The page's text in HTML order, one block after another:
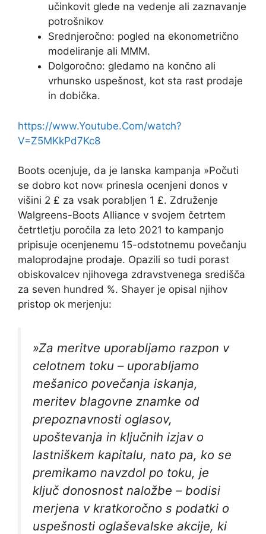
učinkovit glede na vedenje ali zaznavanje
potrošnikov
Srednjeročno: pogled na ekonometrično
modeliranje ali MMM.
Dolgoročno: gledamo na končno ali
vrhunsko uspešnost, kot sta rast prodaje
in dobička.
https://www.Youtube.Com/watch?
V=Z5MKkPd7Kc8
Boots ocenjuje, da je lanska kampanja »Počuti
se dobro kot nov« prinesla ocenjeni donos v
višini 2 £ za vsak porabljen 1 £. Združenje
Walgreens-Boots Alliance v svojem četrtem
četrtletju poročila za leto 2021 to kampanjo
pripisuje ocenjenemu 15-odstotnemu povečanju
maloprodajne prodaje. Opazili so tudi porast
obiskovalcev njihovega zdravstvenega središča
za seven hundred %. Shayer je opisal njihov
pristop ok merjenju:
»Za meritve uporabljamo razpon v
celotnem toku – uporabljamo
mešanico povečanja iskanja,
meritev blagovne znamke od
prepoznavnosti oglasov,
upoštevanja in ključnih izjav o
lastniškem kapitalu, nato pa, ko se
premikamo navzdol po toku, je
ključ donosnost naložbe – bodisi
merjena v kratkoročno s podatki o
uspešnosti oglaševalske akcije, ki